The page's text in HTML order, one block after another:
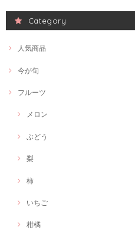
Category
人気商品
今が旬
フルーツ
メロン
ぶどう
梨
柿
いちご
柑橘